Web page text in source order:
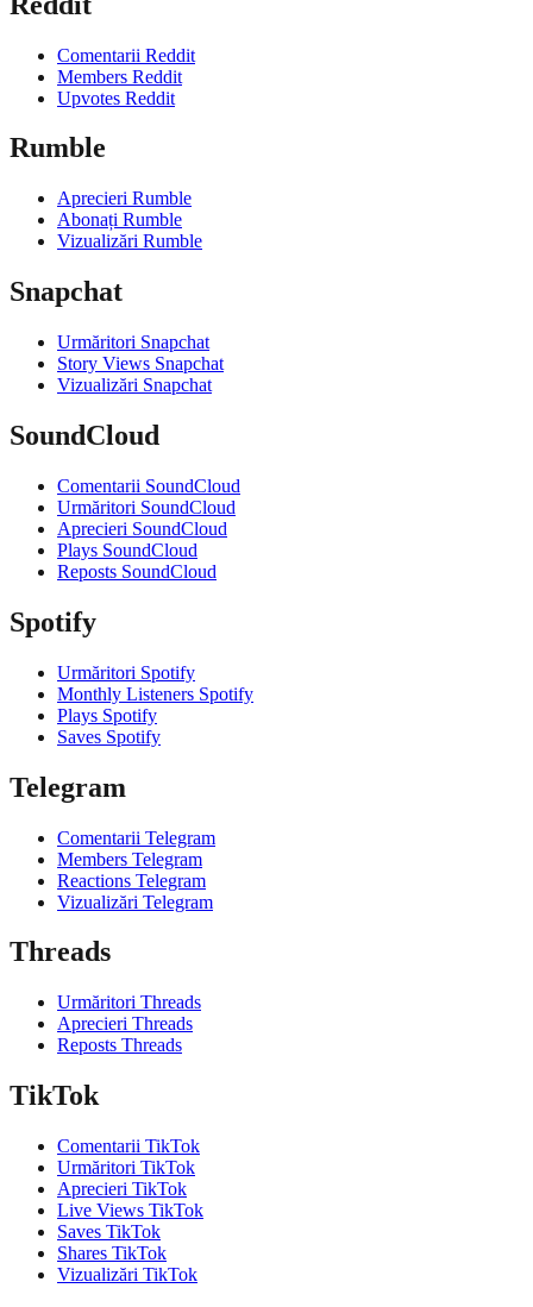
Comentarii Reddit
Members Reddit
Upvotes Reddit
Rumble
Aprecieri Rumble
Abonați Rumble
Vizualizări Rumble
Snapchat
Urmăritori Snapchat
Story Views Snapchat
Vizualizări Snapchat
SoundCloud
Comentarii SoundCloud
Urmăritori SoundCloud
Aprecieri SoundCloud
Plays SoundCloud
Reposts SoundCloud
Spotify
Urmăritori Spotify
Monthly Listeners Spotify
Plays Spotify
Saves Spotify
Telegram
Comentarii Telegram
Members Telegram
Reactions Telegram
Vizualizări Telegram
Threads
Urmăritori Threads
Aprecieri Threads
Reposts Threads
TikTok
Comentarii TikTok
Urmăritori TikTok
Aprecieri TikTok
Live Views TikTok
Saves TikTok
Shares TikTok
Vizualizări TikTok